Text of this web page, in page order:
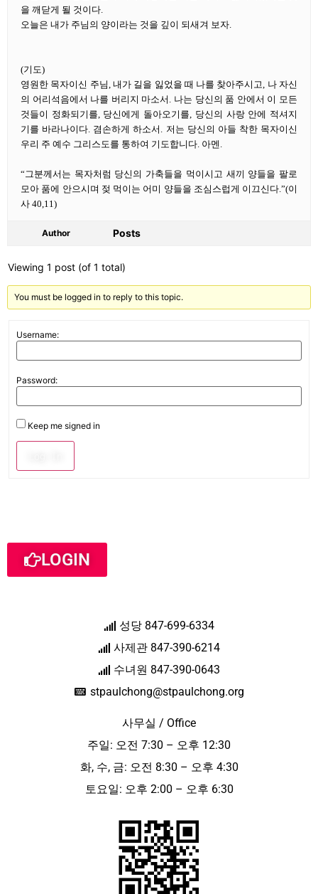
을 깨닫게 될 것이다.
오늘은 내가 주님의 양이라는 것을 깊이 되새겨 보자.
(기도)
영원한 목자이신 주님, 내가 길을 잃었을 때 나를 찾아주시고, 나 자신
의 어리석음에서 나를 버리지 마소서. 나는 당신의 품 안에서 이 모든
것들이 정화되기를, 당신에게 돌아오기를, 당신의 사랑 안에 적셔지
기를 바라나이다. 겸손하게 하소서. 저는 당신의 아들 착한 목자이신
우리 주 예수 그리스도를 통하여 기도합니다. 아멘.
“그분께서는 목자처럼 당신의 가축들을 먹이시고 새끼 양들을 팔로
모아 품에 안으시며 젖 먹이는 어미 양들을 조심스럽게 이끄신다.”(이
사 40,11)
Author Posts
Viewing 1 post (of 1 total)
You must be logged in to reply to this topic.
Username:
Password:
Keep me signed in
LOGIN
성당 847-699-6334
사제관 847-390-6214
수녀원 847-390-0643
stpaulchong@stpaulchong.org
사무실 / Office
주일: 오전 7:30 – 오후 12:30
화, 수, 금: 오전 8:30 – 오후 4:30
토요일: 오후 2:00 – 오후 6:30